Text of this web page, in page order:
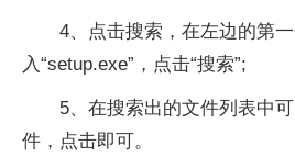
4、点击搜索，在左边的第
入“setup.exe”，点击“搜索”;
5、在搜索出的文件列表中
件，点击即可。